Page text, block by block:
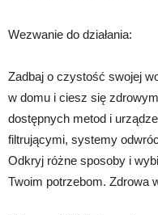
Wezwanie do działania:
Zadbaj o czystość swojej
w domu i ciesz się
dostępnych metod i
filtrującymi, systemy
Odkryj różne sposoby i
Twoim potrzebom. Zdrowa